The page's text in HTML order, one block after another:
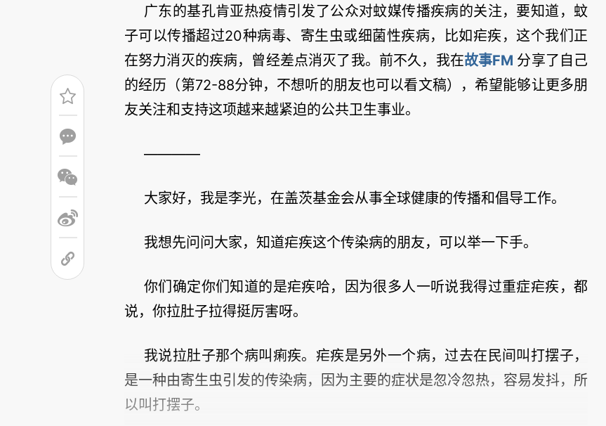
广东的基孔肯亚热疫情引发了公众对蚊媒传播疾病的关注，要知道，蚊
子可以传播超过20种病毒、寄生虫或细菌性疾病，比如疟疾，这个我们正
在努力消灭的疾病，曾经差点消灭了我。前不久，我在故事FM 分享了自己
的经历（第72-88分钟，不想听的朋友也可以看文稿），希望能够让更多朋
友关注和支持这项越来越紧迫的公共卫生事业。
————
大家好，我是李光，在盖茨基金会从事全球健康的传播和倡导工作。
我想先问问大家，知道疟疾这个传染病的朋友，可以举一下手。
你们确定你们知道的是疟疾哈，因为很多人一听说我得过重症疟疾，都
说，你拉肚子拉得挺厉害呀。
我说拉肚子那个病叫痢疾。疟疾是另外一个病，过去在民间叫打摆子，
是一种由寄生虫引发的传染病，因为主要的症状是忽冷忽热，容易发抖，所
以叫打摆子。